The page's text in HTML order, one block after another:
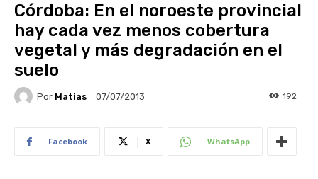
Córdoba: En el noroeste provincial
hay cada vez menos cobertura
vegetal y más degradación en el
suelo
Por Matias 07/07/2013 192
Facebook X WhatsApp